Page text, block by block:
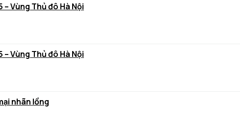
Vùng Thủ đô Hà Nội
Vùng Thủ đô Hà Nội
nhãn lồng